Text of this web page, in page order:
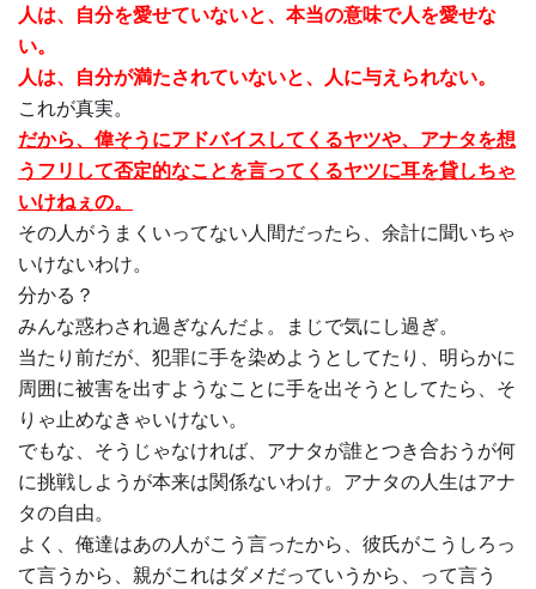
人は、自分を愛せていないと、本当の意味で人を愛せな
い。
人は、自分が満たされていないと、人に与えられない。
これが真実。
だから、偉そうにアドバイスしてくるヤツや、アナタを想
うフリして否定的なことを言ってくるヤツに耳を貸しちゃ
いけねぇの。
その人がうまくいってない人間だったら、余計に聞いちゃ
いけないわけ。
分かる？
みんな惑わされ過ぎなんだよ。まじで気にし過ぎ。
当たり前だが、犯罪に手を染めようとしてたり、明らかに
周囲に被害を出すようなことに手を出そうとしてたら、そ
りゃ止めなきゃいけない。
でもな、そうじゃなければ、アナタが誰とつき合おうが何
に挑戦しようが本来は関係ないわけ。アナタの人生はアナ
タの自由。
よく、俺達はあの人がこう言ったから、彼氏がこうしろっ
て言うから、親がこれはダメだっていうから、って言う